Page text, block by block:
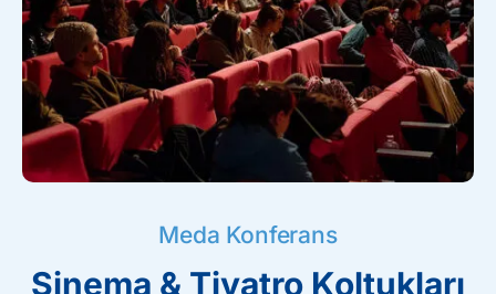
Meda Konferans
Sinema & Tiyatro Koltukları